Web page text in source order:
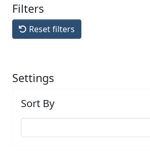
Filters
Reset filters
Settings
Sort By